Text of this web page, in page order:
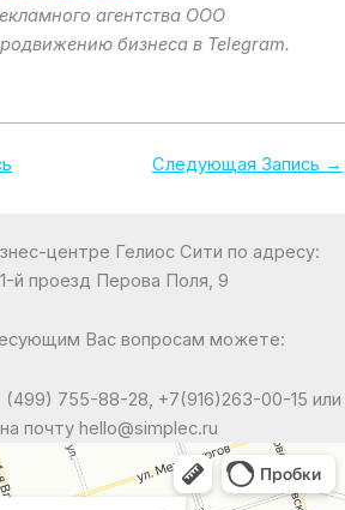
агентства ООО
бизнеса в Telegram.
Следующая Запись →
центре Гелиос Сити по адресу:
й проезд Перова Поля, 9
Вас вопросам можете:
(499) 755-88-28, +7(916)263-00-15 или
почту hello@simplec.ru